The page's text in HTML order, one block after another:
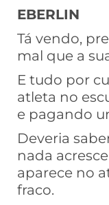
EBERLIN
Tá vendo,
mal que a
E tudo por
atleta no
e pagando
Deveria
nada
aparece no
fraco.